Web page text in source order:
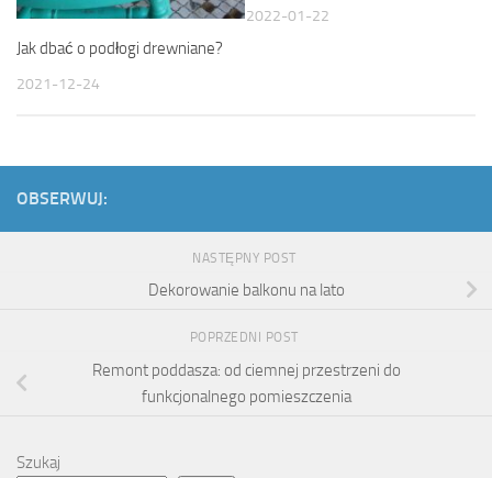
Jak dbać o podłogi drewniane?
2021-12-24
2022-01-22
OBSERWUJ:
NASTĘPNY POST
Dekorowanie balkonu na lato
POPRZEDNI POST
Remont poddasza: od ciemnej przestrzeni do
funkcjonalnego pomieszczenia
Szukaj